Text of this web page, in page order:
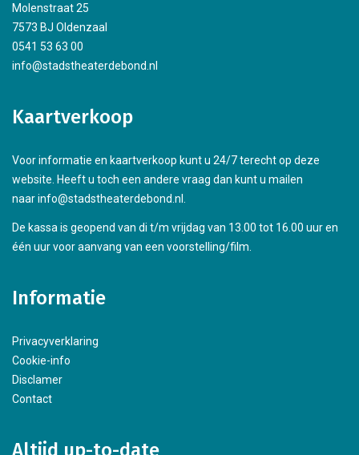
Molenstraat 25
7573 BJ Oldenzaal
0541 53 63 00
info@stadstheaterdebond.nl
Kaartverkoop
Voor informatie en kaartverkoop kunt u 24/7 terecht op deze
website. Heeft u toch een andere vraag dan kunt u mailen
naar info@stadstheaterdebond.nl.
De kassa is geopend van di t/m vrijdag van 13.00 tot 16.00 uur en
één uur voor aanvang van een voorstelling/film.
Informatie
Privacyverklaring
Cookie-info
Disclamer
Contact
Altijd up-to-date